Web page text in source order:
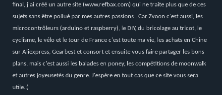
final, j'ai créé un autre site (www.refbax.com) qui ne traite plus que de ces
sujets sans être pollué par mes autres passions . Car Zvoon c'est aussi, les
microcontrôleurs (arduino et raspberry), le DIY, du bricolage au tricot, le
cyclisme, le vélo et le tour de France c'est toute ma vie, les achats en Chine
sur Aliexpress, Gearbest et consort et ensuite vous faire partager les bons
plans, mais c'est aussi les balades en poney, les compétitions de moonwalk
et autres joyeusetés du genre. J'espère en tout cas que ce site vous sera
utile.:)